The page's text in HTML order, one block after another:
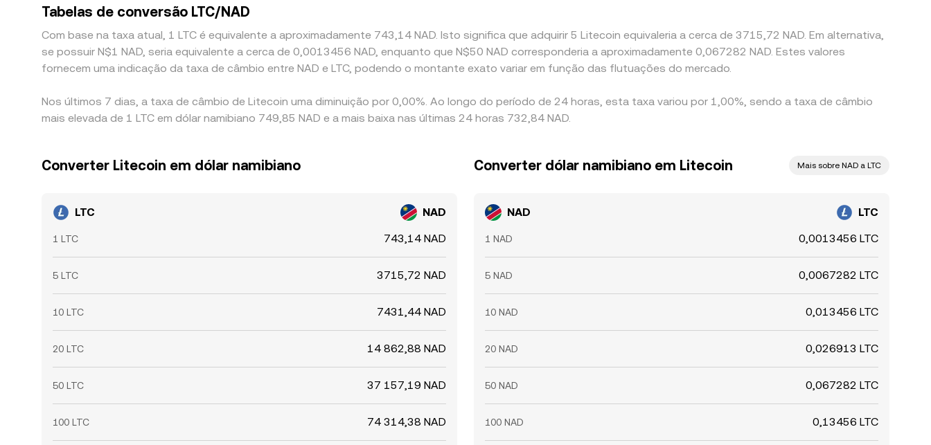
Tabelas de conversão LTC/NAD
Com base na taxa atual, 1 LTC é equivalente a aproximadamente 743,14 NAD. Isto significa que adquirir 5 Litecoin equivaleria a cerca de 3715,72 NAD. Em alternativa,
se possuir N$1 NAD, seria equivalente a cerca de 0,0013456 NAD, enquanto que N$50 NAD corresponderia a aproximadamente 0,067282 NAD. Estes valores
fornecem uma indicação da taxa de câmbio entre NAD e LTC, podendo o montante exato variar em função das flutuações do mercado.
Nos últimos 7 dias, a taxa de câmbio de Litecoin uma diminuição por 0,00%. Ao longo do período de 24 horas, esta taxa variou por 1,00%, sendo a taxa de câmbio
mais elevada de 1 LTC em dólar namibiano 749,85 NAD e a mais baixa nas últimas 24 horas 732,84 NAD.
Converter Litecoin em dólar namibiano
LTC NAD
1 LTC 743,14 NAD
5 LTC 3715,72 NAD
10 LTC 7431,44 NAD
20 LTC 14 862,88 NAD
50 LTC 37 157,19 NAD
100 LTC 74 314,38 NAD
Converter dólar namibiano em Litecoin Mais sobre NAD a LTC
NAD LTC
1 NAD 0,0013456 LTC
5 NAD 0,0067282 LTC
10 NAD 0,013456 LTC
20 NAD 0,026913 LTC
50 NAD 0,067282 LTC
100 NAD 0,13456 LTC